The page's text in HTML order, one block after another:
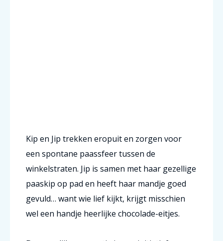
Kip en Jip trekken eropuit en zorgen voor
een spontane paassfeer tussen de
winkelstraten. Jip is samen met haar gezellige
paaskip op pad en heeft haar mandje goed
gevuld… want wie lief kijkt, krijgt misschien
wel een handje heerlijke chocolade-eitjes.